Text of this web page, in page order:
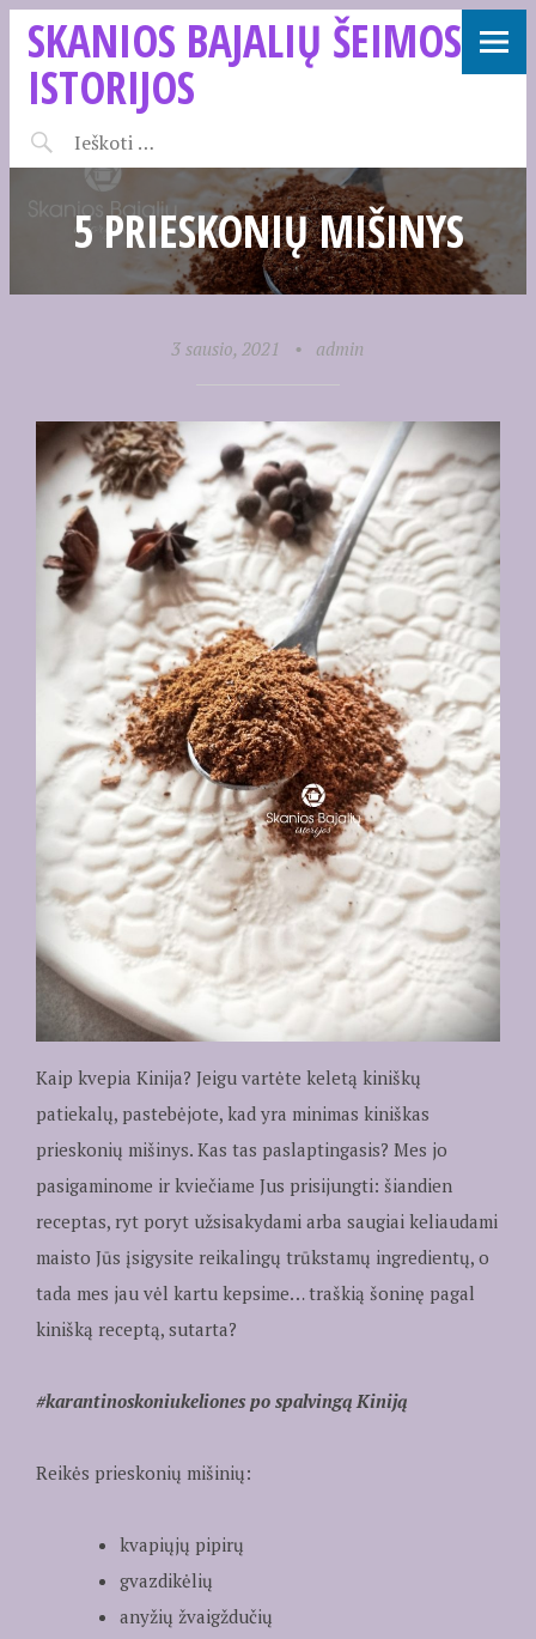
SKANIOS BAJALIŲ ŠEIMOS
ISTORIJOS
5 PRIESKONIŲ MIŠINYS
3 sausio, 2021 • admin
Kaip kvepia Kinija? Jeigu vartėte keletą kiniškų
patiekalų, pastebėjote, kad yra minimas kiniškas
prieskonių mišinys. Kas tas paslaptingasis? Mes jo
pasigaminome ir kviečiame Jus prisijungti: šiandien
receptas, ryt poryt užsisakydami arba saugiai keliaudami
maisto Jūs įsigysite reikalingų trūkstamų ingredientų, o
tada mes jau vėl kartu kepsime… traškią šoninę pagal
kinišką receptą, sutarta?
#karantinoskoniukeliones po spalvingą Kiniją
Reikės prieskonių mišinių:
kvapiųjų pipirų
gvazdikėlių
anyžių žvaigždučių